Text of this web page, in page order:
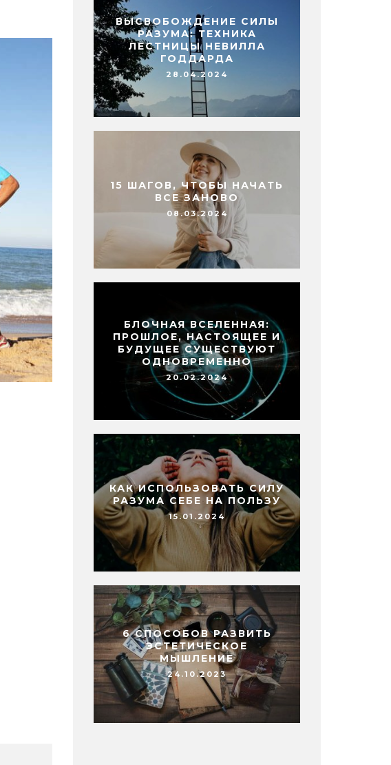
ВЫСВОБОЖДЕНИЕ СИЛЫ
РАЗУМА: ТЕХНИКА
ЛЕСТНИЦЫ НЕВИЛЛА
ГОДДАРДА
28.04.2024
15 ШАГОВ, ЧТОБЫ НАЧАТЬ
ВСЕ ЗАНОВО
08.03.2024
БЛОЧНАЯ ВСЕЛЕННАЯ:
ПРОШЛОЕ, НАСТОЯЩЕЕ И
БУДУЩЕЕ СУЩЕСТВУЮТ
ОДНОВРЕМЕННО
20.02.2024
КАК ИСПОЛЬЗОВАТЬ СИЛУ
РАЗУМА СЕБЕ НА ПОЛЬЗУ
15.01.2024
6 СПОСОБОВ РАЗВИТЬ
ЭСТЕТИЧЕСКОЕ
МЫШЛЕНИЕ
24.10.2023